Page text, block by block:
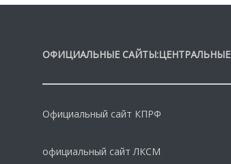
ОФИЦИАЛЬНЫЕ САЙТЫ:ЦЕНТРАЛЬНЫЕ
Официальный сайт КПРФ
официальный сайт ЛКСМ